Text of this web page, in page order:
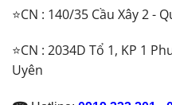
⭐CN : 140/35 Cầu Xây 2 -
⭐CN : 2034D Tổ 1, KP 1
Uyên